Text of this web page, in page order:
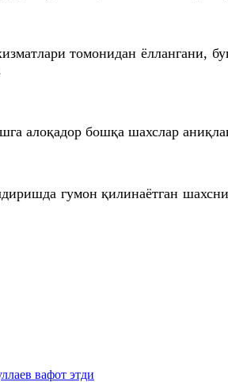
томонидан ёллангани,
алоқадор бошқа шахслар
гумон қилинаётган
вафот этди